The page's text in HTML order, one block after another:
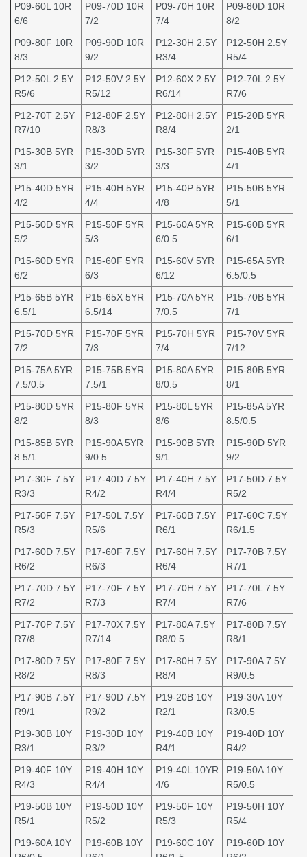
P09-60L 10R
6/6
P09-70D 10R
7/2
P09-70H 10R
7/4
P09-80D 10R
8/2
P09-80F 10R
8/3
P09-90D 10R
9/2
P12-30H 2.5Y
R3/4
P12-50H 2.5Y
R5/4
P12-50L 2.5Y
R5/6
P12-50V 2.5Y
R5/12
P12-60X 2.5Y
R6/14
P12-70L 2.5Y
R7/6
P12-70T 2.5Y
R7/10
P12-80F 2.5Y
R8/3
P12-80H 2.5Y
R8/4
P15-20B 5YR
2/1
P15-30B 5YR
3/1
P15-30D 5YR
3/2
P15-30F 5YR
3/3
P15-40B 5YR
4/1
P15-40D 5YR
4/2
P15-40H 5YR
4/4
P15-40P 5YR
4/8
P15-50B 5YR
5/1
P15-50D 5YR
5/2
P15-50F 5YR
5/3
P15-60A 5YR
6/0.5
P15-60B 5YR
6/1
P15-60D 5YR
6/2
P15-60F 5YR
6/3
P15-60V 5YR
6/12
P15-65A 5YR
6.5/0.5
P15-65B 5YR
6.5/1
P15-65X 5YR
6.5/14
P15-70A 5YR
7/0.5
P15-70B 5YR
7/1
P15-70D 5YR
7/2
P15-70F 5YR
7/3
P15-70H 5YR
7/4
P15-70V 5YR
7/12
P15-75A 5YR
7.5/0.5
P15-75B 5YR
7.5/1
P15-80A 5YR
8/0.5
P15-80B 5YR
8/1
P15-80D 5YR
8/2
P15-80F 5YR
8/3
P15-80L 5YR
8/6
P15-85A 5YR
8.5/0.5
P15-85B 5YR
8.5/1
P15-90A 5YR
9/0.5
P15-90B 5YR
9/1
P15-90D 5YR
9/2
P17-30F 7.5Y
R3/3
P17-40D 7.5Y
R4/2
P17-40H 7.5Y
R4/4
P17-50D 7.5Y
R5/2
P17-50F 7.5Y
R5/3
P17-50L 7.5Y
R5/6
P17-60B 7.5Y
R6/1
P17-60C 7.5Y
R6/1.5
P17-60D 7.5Y
R6/2
P17-60F 7.5Y
R6/3
P17-60H 7.5Y
R6/4
P17-70B 7.5Y
R7/1
P17-70D 7.5Y
R7/2
P17-70F 7.5Y
R7/3
P17-70H 7.5Y
R7/4
P17-70L 7.5Y
R7/6
P17-70P 7.5Y
R7/8
P17-70X 7.5Y
R7/14
P17-80A 7.5Y
R8/0.5
P17-80B 7.5Y
R8/1
P17-80D 7.5Y
R8/2
P17-80F 7.5Y
R8/3
P17-80H 7.5Y
R8/4
P17-90A 7.5Y
R9/0.5
P17-90B 7.5Y
R9/1
P17-90D 7.5Y
R9/2
P19-20B 10Y
R2/1
P19-30A 10Y
R3/0.5
P19-30B 10Y
R3/1
P19-30D 10Y
R3/2
P19-40B 10Y
R4/1
P19-40D 10Y
R4/2
P19-40F 10Y
R4/3
P19-40H 10Y
R4/4
P19-40L 10YR
4/6
P19-50A 10Y
R5/0.5
P19-50B 10Y
R5/1
P19-50D 10Y
R5/2
P19-50F 10Y
R5/3
P19-50H 10Y
R5/4
P19-60A 10Y
P19-60B 10Y
P19-60C 10Y
P19-60D 10Y